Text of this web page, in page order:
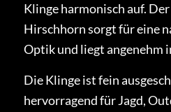
Klinge harmonisch auf.
Hirschhorn sorgt für eine
Optik und liegt angenehm
Die Klinge ist fein
hervorragend für Jagd,